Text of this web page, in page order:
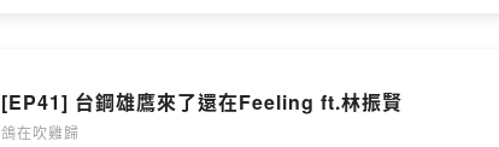
[EP41] 台鋼雄鷹來了還在Feeling ft.林振賢
鴿在吹雞歸